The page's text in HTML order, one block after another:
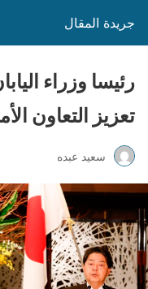
جريدة المقال
رئيسا وزراء
تعزيز التعاون
سعيد عبده